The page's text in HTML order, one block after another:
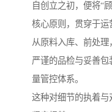
自创立之初，便将“
核心原则，贯穿于运
从原料入库、前处理
严谨的品检与妥善
量管控体系。
这种对细节的执着